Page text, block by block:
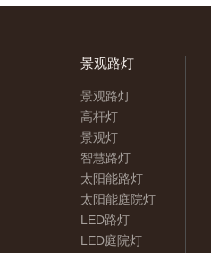
景观路灯
景观路灯
高杆灯
景观灯
智慧路灯
太阳能路灯
太阳能庭院灯
LED路灯
LED庭院灯